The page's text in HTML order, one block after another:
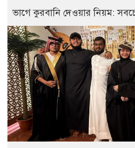
ভাগে কুরবানি দেওয়ার নিয়ম: